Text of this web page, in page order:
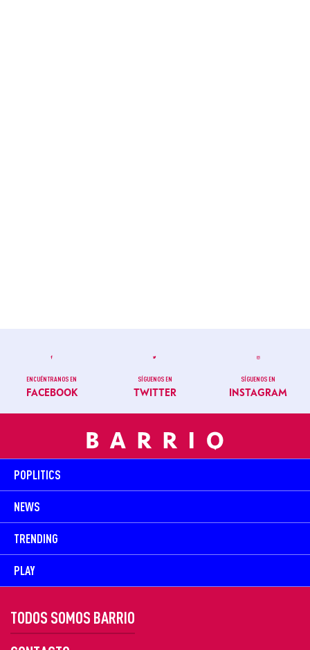
ENCUÉNTRANOS EN
FACEBOOK
SÍGUENOS EN
TWITTER
SÍGUENOS EN
INSTAGRAM
POPLITICS
NEWS
TRENDING
PLAY
TODOS SOMOS BARRIO